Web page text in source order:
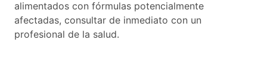
alimentados con fórmulas potencialmente
afectadas, consultar de inmediato con un
profesional de la salud.